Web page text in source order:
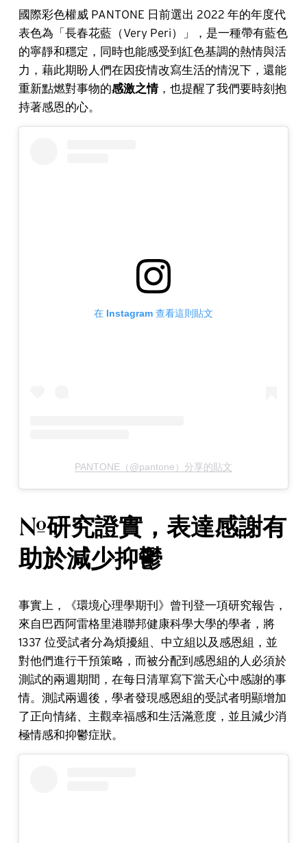
國際彩色權威 PANTONE 日前選出 2022 年的年度代
表色為「長春花藍（Very Peri）」，是一種帶有藍色
的寧靜和穩定，同時也能感受到紅色基調的熱情與活
力，藉此期盼人們在因疫情改寫生活的情況下，還能
重新點燃對事物的感激之情，也提醒了我們要時刻抱
持著感恩的心。
在 Instagram 查看這則貼文
PANTONE（@pantone）分享的貼文
#研究證實，表達感謝有
助於減少抑鬱
事實上，《環境心理學期刊》曾刊登一項研究報告，
來自巴西阿雷格里港聯邦健康科學大學的學者，將
1337 位受試者分為煩擾組、中立組以及感恩組，並
對他們進行干預策略，而被分配到感恩組的人必須於
測試的兩週期間，在每日清單寫下當天心中感謝的事
情。測試兩週後，學者發現感恩組的受試者明顯增加
了正向情緒、主觀幸福感和生活滿意度，並且減少消
極情感和抑鬱症狀。